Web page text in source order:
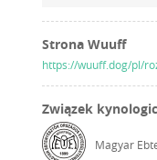
Strona Wuuff
https://wuuff.dog/pl/
Związek
Magyar